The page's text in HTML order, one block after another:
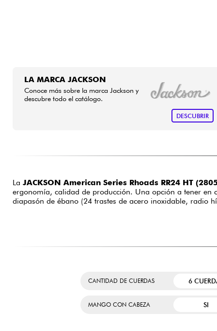
LA MARCA JACKSON
Conoce más sobre la marca Jackson y
descubre todo el catálogo.
DESCUBRIR
La JACKSON American Series Rhoads RR24 HT
ergonomía, calidad de producción. Una opción a tener en
diapasón de ébano (24 trastes de acero inoxidable,
CANTIDAD DE CUERDAS 6
MANGO CON CABEZA SI